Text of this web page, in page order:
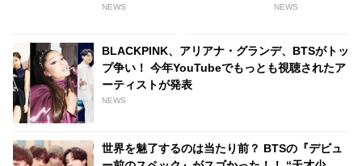
NEWS
理由に胸キュン必至！ 7人の美
う」
NEWS
BLACKPINK、アリアナ・グランデ、BTSがトッ
プ争い！ 今年YouTubeでもっとも視聴されたア
ーティストが発表
NEWS
世界を魅了するのは当たり前？ BTSの『デビュ